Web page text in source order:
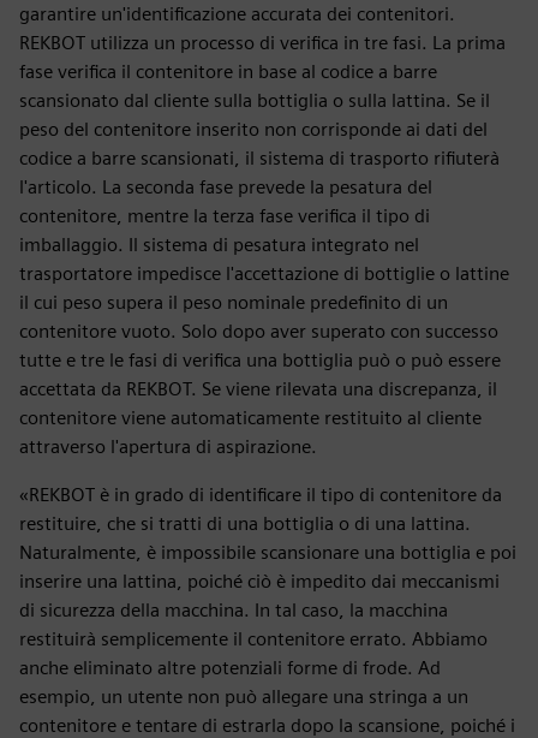
garantire un'identificazione accurata dei contenitori.
REKBOT utilizza un processo di verifica in tre fasi. La prima
fase verifica il contenitore in base al codice a barre
scansionato dal cliente sulla bottiglia o sulla lattina. Se il
peso del contenitore inserito non corrisponde ai dati del
codice a barre scansionati, il sistema di trasporto rifiuterà
l'articolo. La seconda fase prevede la pesatura del
contenitore, mentre la terza fase verifica il tipo di
imballaggio. Il sistema di pesatura integrato nel
trasportatore impedisce l'accettazione di bottiglie o lattine
il cui peso supera il peso nominale predefinito di un
contenitore vuoto. Solo dopo aver superato con successo
tutte e tre le fasi di verifica una bottiglia può o può essere
accettata da REKBOT. Se viene rilevata una discrepanza, il
contenitore viene automaticamente restituito al cliente
attraverso l'apertura di aspirazione.
«REKBOT è in grado di identificare il tipo di contenitore da
restituire, che si tratti di una bottiglia o di una lattina.
Naturalmente, è impossibile scansionare una bottiglia e poi
inserire una lattina, poiché ciò è impedito dai meccanismi
di sicurezza della macchina. In tal caso, la macchina
restituirà semplicemente il contenitore errato. Abbiamo
anche eliminato altre potenziali forme di frode. Ad
esempio, un utente non può allegare una stringa a un
contenitore e tentare di estrarla dopo la scansione, poiché i